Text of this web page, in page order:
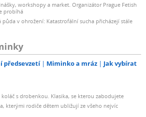
workshopy a market. Organizátor Prague Fetish
probíhá
půda v ohrožení: Katastrofální sucha přicházejí stále
předsevzetí Miminko a mráz
Jak vybírat
koláč s drobenkou. Klasika, se kterou zabodujete
kterými rodiče dětem ubližují ze všeho nejvíc